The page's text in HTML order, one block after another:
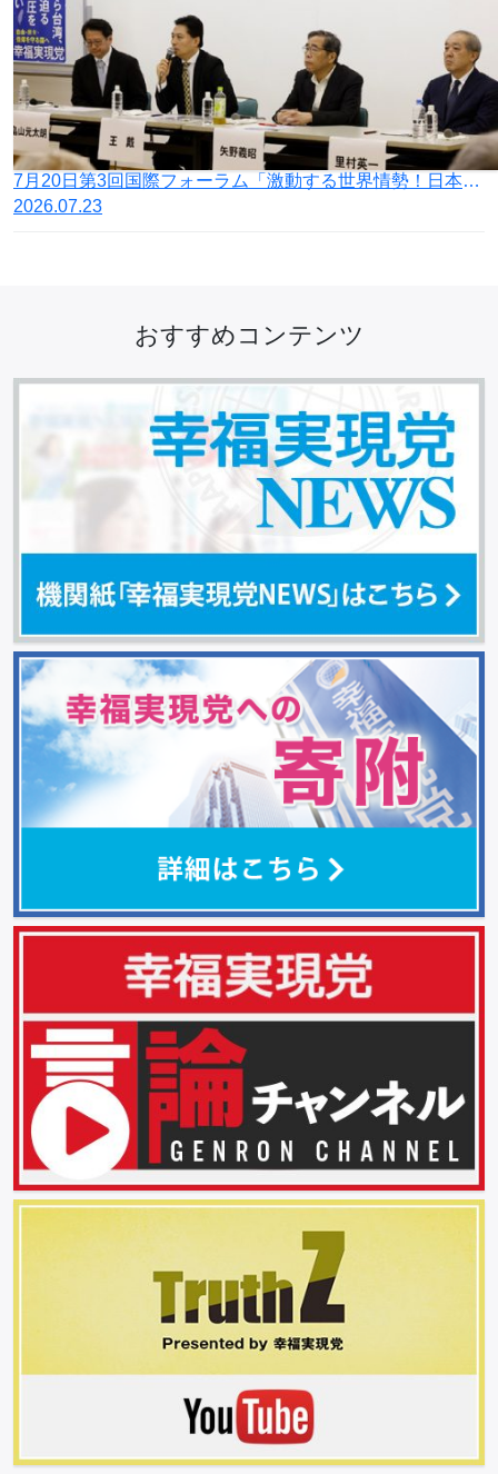
7月20日第3回国際フォーラム「激動する世界情勢！日本の針路を問う」開催
2026.07.23
おすすめコンテンツ